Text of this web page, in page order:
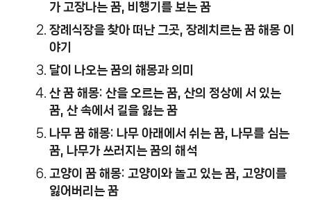
가 고장나는 꿈, 비행기를 보는 꿈
장례식장을 찾아 떠난 그곳, 장례치르는 꿈 해몽 이
야기
달이 나오는 꿈의 해몽과 의미
산 꿈 해몽: 산을 오르는 꿈, 산의 정상에 서 있는
꿈, 산 속에서 길을 잃는 꿈
나무 꿈 해몽: 나무 아래에서 쉬는 꿈, 나무를 심는
꿈, 나무가 쓰러지는 꿈의 해석
고양이 꿈 해몽: 고양이와 놀고 있는 꿈, 고양이를
잃어버리는 꿈